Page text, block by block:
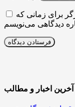
برای زمانی که
آخرین اخبار و مطالب